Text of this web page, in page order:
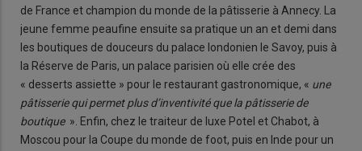
de France et champion du monde de la pâtisserie à Annecy. La
jeune femme peaufine ensuite sa pratique un an et demi dans
les boutiques de douceurs du palace londonien le Savoy, puis à
la Réserve de Paris, un palace parisien où elle crée des
« desserts assiette » pour le restaurant gastronomique, « une
pâtisserie qui permet plus d’inventivité que la pâtisserie de
boutique ». Enfin, chez le traiteur de luxe Potel et Chabot, à
Moscou pour la Coupe du monde de foot, puis en Inde pour un